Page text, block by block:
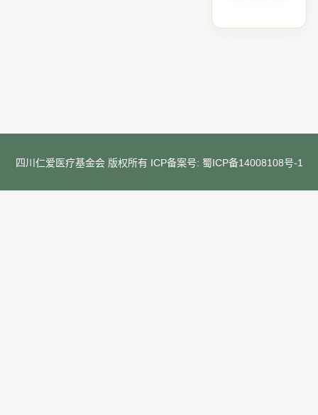
四川仁爱医疗基金会 版权所有 ICP备案号: 蜀ICP备14008108号-1